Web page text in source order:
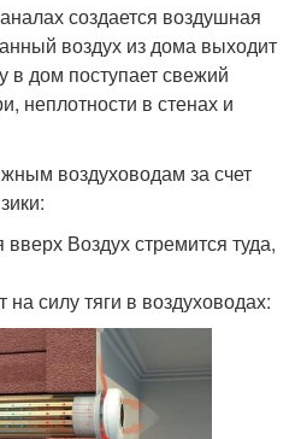
создается воздушная
воздух из дома выходит
в дом поступает свежий
неплотности в стенах и
воздуховодам за счет
Воздух стремится туда,
силу тяги в воздуховодах: